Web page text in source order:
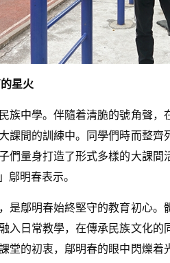
星火
族中學。伴隨着清脆的號角聲
課間的訓練中。同學們時而整
們量身打造了形式多樣的大課
鄔明春表示。
是鄔明春始終堅守的教育初心
入日常教學，在傳承民族文化
堂的初衷，鄔明春的眼中閃爍